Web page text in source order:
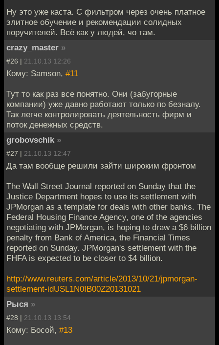
Ну это уже каста. С фильтром через очень платное
элитное обучение и рекомендации солидных
поручителей. Всё как у людей, чо там.
crazy_master »
#26 | 21.10.13 12:26
Кому: Samson, #11
Тут то как раз все понятно. Они (забугорные
компании) уже давно работают только по безналу.
Так легче контролировать деятельность фирм и
поток денежных средств.
grobovschik »
#27 | 21.10.13 12:47
Да там вообще решили зайти широким фронтом
The Wall Street Journal reported on Sunday that the
Justice Department hopes to use its settlement with
JPMorgan as a template for deals with other banks. The
Federal Housing Finance Agency, one of the agencies
negotiating with JPMorgan, is hoping to draw a $6 billion
penalty from Bank of America, the Financial Times
reported on Sunday. JPMorgan's settlement with the
FHFA is expected to be closer to $4 billion.
http://www.reuters.com/article/2013/10/21/jpmorgan-
settlement-idUSL1N0IB00Z20131021
Рыся »
#28 | 21.10.13 13:54
Кому: Босой, #13